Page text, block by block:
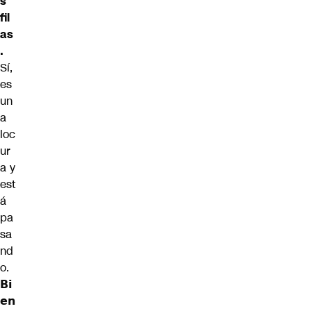
fil
as
.
Sí,
es
un
a
loc
ur
a y
est
á
pa
sa
nd
o.
𝗕𝗶
𝗲𝗻